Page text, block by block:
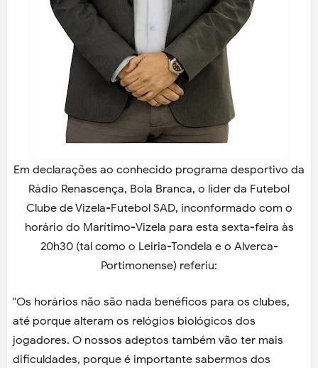
Em declarações ao conhecido programa desportivo da
Rádio Renascença, Bola Branca, o líder da Futebol
Clube de Vizela-Futebol SAD, inconformado com o
horário do Marítimo-Vizela para esta sexta-feira às
20h30 (tal como o Leiria-Tondela e o Alverca-
Portimonense) referiu:
"Os horários não são nada benéficos para os clubes,
até porque alteram os relógios biológicos dos
jogadores. O nossos adeptos também vão ter mais
dificuldades, porque é importante sabermos dos